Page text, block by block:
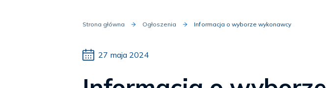
Strona główna Ogłoszenia Informacja o wyborze wykonawcy
27 maja 2024